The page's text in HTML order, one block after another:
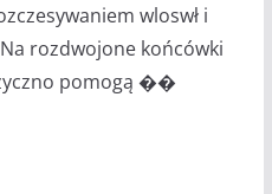
wloswł i
rozdwojone końcówki
pomogą ��